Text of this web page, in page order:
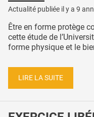
Actualité publiée il y a 9
Être en forme protège
cette étude de
forme physique et le
LIRE LA SUITE